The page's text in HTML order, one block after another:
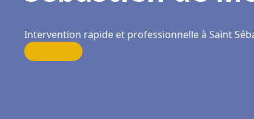
Intervention rapide et professionnelle à Saint